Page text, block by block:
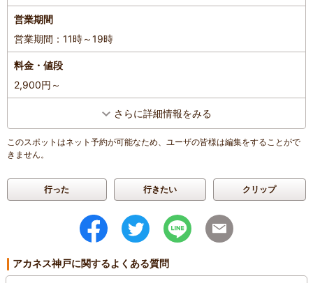
営業期間
営業期間：11時～19時
料金・値段
2,900円～
さらに詳細情報をみる
このスポットはネット予約が可能なため、ユーザの皆様は編集をすることがで
きません。
行った 行きたい クリップ
アカネス神戸に関するよくある質問